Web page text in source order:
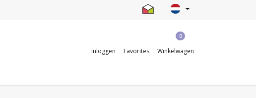
Inloggen Favorites
0
Winkelwagen